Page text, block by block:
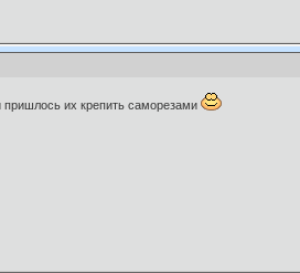
их крепить саморезами